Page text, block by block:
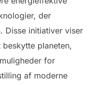
der
Disse initiativer viser
planeten,
for
af moderne